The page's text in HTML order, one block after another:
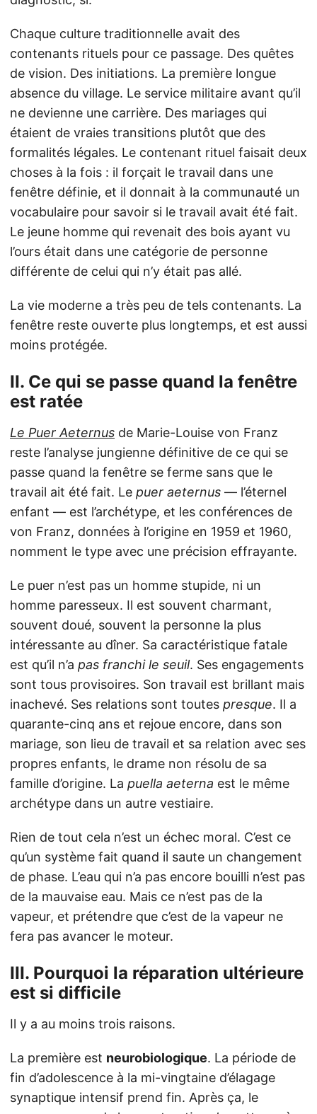
Chaque culture traditionnelle avait des
contenants rituels pour ce passage. Des quêtes
de vision. Des initiations. La première longue
absence du village. Le service militaire avant qu’il
ne devienne une carrière. Des mariages qui
étaient de vraies transitions plutôt que des
formalités légales. Le contenant rituel faisait deux
choses à la fois : il forçait le travail dans une
fenêtre définie, et il donnait à la communauté un
vocabulaire pour savoir si le travail avait été fait.
Le jeune homme qui revenait des bois ayant vu
l’ours était dans une catégorie de personne
différente de celui qui n’y était pas allé.
La vie moderne a très peu de tels contenants. La
fenêtre reste ouverte plus longtemps, et est aussi
moins protégée.
II. Ce qui se passe quand la fenêtre
est ratée
Le Puer Aeternus de Marie-Louise von Franz
reste l’analyse jungienne définitive de ce qui se
passe quand la fenêtre se ferme sans que le
travail ait été fait. Le puer aeternus — l’éternel
enfant — est l’archétype, et les conférences de
von Franz, données à l’origine en 1959 et 1960,
nomment le type avec une précision effrayante.
Le puer n’est pas un homme stupide, ni un
homme paresseux. Il est souvent charmant,
souvent doué, souvent la personne la plus
intéressante au dîner. Sa caractéristique fatale
est qu’il n’a pas franchi le seuil. Ses engagements
sont tous provisoires. Son travail est brillant mais
inachevé. Ses relations sont toutes presque. Il a
quarante-cinq ans et rejoue encore, dans son
mariage, son lieu de travail et sa relation avec ses
propres enfants, le drame non résolu de sa
famille d’origine. La puella aeterna est le même
archétype dans un autre vestiaire.
Rien de tout cela n’est un échec moral. C’est ce
qu’un système fait quand il saute un changement
de phase. L’eau qui n’a pas encore bouilli n’est pas
de la mauvaise eau. Mais ce n’est pas de la
vapeur, et prétendre que c’est de la vapeur ne
fera pas avancer le moteur.
III. Pourquoi la réparation ultérieure
est si difficile
Il y a au moins trois raisons.
La première est neurobiologique. La période de
fin d’adolescence à la mi-vingtaine d’élagage
synaptique intensif prend fin. Après ça, le